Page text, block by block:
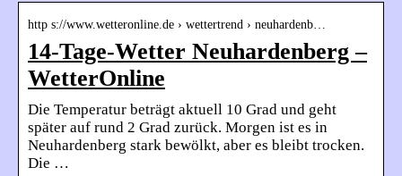
http s://www.wetteronline.de › wettertrend › neuhardenb…
14-Tage-Wetter Neuhardenberg –
WetterOnline
Die Temperatur beträgt aktuell 10 Grad und geht
später auf rund 2 Grad zurück. Morgen ist es in
Neuhardenberg stark bewölkt, aber es bleibt trocken.
Die …